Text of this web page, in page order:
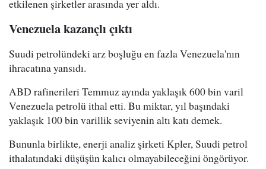
etkilenen şirketler arasında yer aldı.
Venezuela kazançlı çıktı
Suudi petrolündeki arz boşluğu en fazla Venezuela'nın
ihracatına yansıdı.
ABD rafinerileri Temmuz ayında yaklaşık 600 bin varil
Venezuela petrolü ithal etti. Bu miktar, yıl başındaki
yaklaşık 100 bin varillik seviyenin altı katı demek.
Bununla birlikte, enerji analiz şirketi Kpler, Suudi petrol
ithalatındaki düşüşün kalıcı olmayabileceğini öngörüyor.